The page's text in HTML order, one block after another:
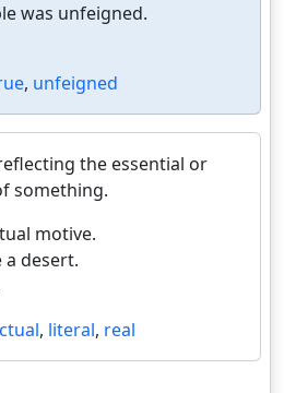
was unfeigned.
, unfeigned
the essential or
something.
motive.
desert.
, literal, real